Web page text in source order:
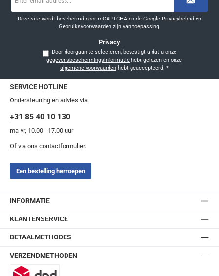
mailadres
Deze site wordt beschermd door reCAPTCHA en de Google Privacybeleid en
Gebruiksvoorwaardenzijn van toepassing.
Privacy
Door doorgaan te selecteren, bevestigt u dat u onze
gegevensbeschermingsinformatie
algemene voorwaardenhebt geaccepteerd. *
SERVICE HOTLINE
Ondersteuning en advies via:
+31 85 40 10 130
ma-vr, 10.00 - 17.00 uur
Of via ons contactformulier.
Een bestelling herroepen
INFORMATIE
KLANTENSERVICE
BETAALMETHODES
VERZENDMETHODEN